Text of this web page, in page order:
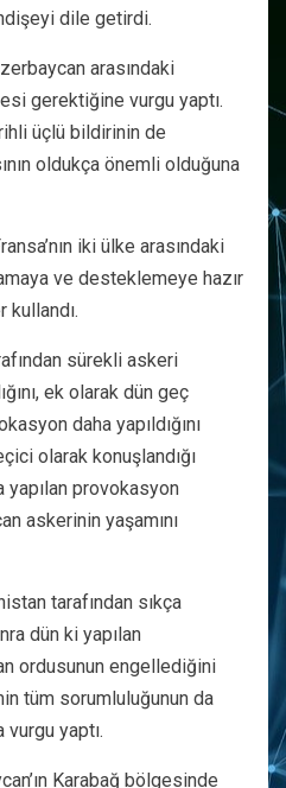
dile getirdi.
arasındaki
gerektiğine vurgu yaptı.
üçlü bildirinin de
oldukça önemli olduğuna
iki ülke arasındaki
ve desteklemeye hazır
sürekli askeri
ek olarak dün geç
daha yapıldığını
olarak konuşlandığı
yapılan provokasyon
askerinin yaşamını
tarafından sıkça
dün ki yapılan
ordusunun engellediğini
tüm sorumluluğunun da
vurgu yaptı.
Karabağ bölgesinde